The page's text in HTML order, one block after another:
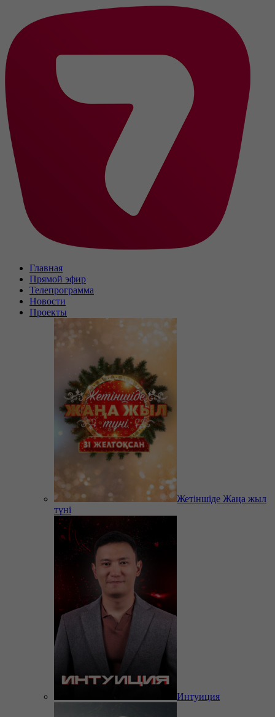
Главная
Прямой эфир
Телепрограмма
Новости
Проекты
Жетіншіде Жаңа жыл
түні
Интуиция